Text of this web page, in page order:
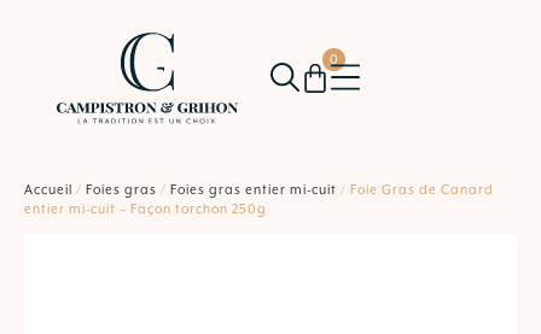
0
Accueil / Foies gras / Foies gras entier mi-cuit / Foie Gras de Canard
entier mi-cuit – Façon torchon 250g